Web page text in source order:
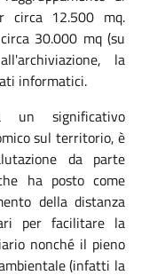
circa 12.500 mq.
30.000 mq (su
la
informatici.
un significativo
sul territorio, è
da parte
ha posto come
della distanza
per facilitare la
nonché il pieno
(infatti la